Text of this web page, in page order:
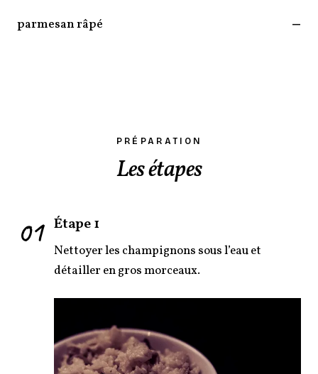
parmesan râpé —
PRÉPARATION
Les étapes
01 Étape 1
Nettoyer les champignons sous l’eau et
détailler en gros morceaux.